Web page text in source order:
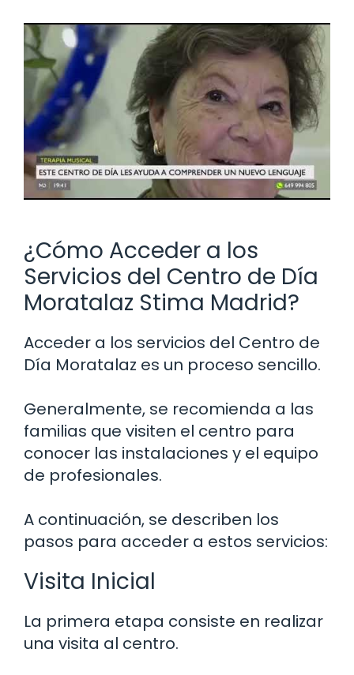
¿Cómo Acceder a los
Servicios del Centro de Día
Moratalaz Stima Madrid?
Acceder a los servicios del Centro de
Día Moratalaz es un proceso sencillo.
Generalmente, se recomienda a las
familias que visiten el centro para
conocer las instalaciones y el equipo
de profesionales.
A continuación, se describen los
pasos para acceder a estos servicios:
Visita Inicial
La primera etapa consiste en realizar
una visita al centro.